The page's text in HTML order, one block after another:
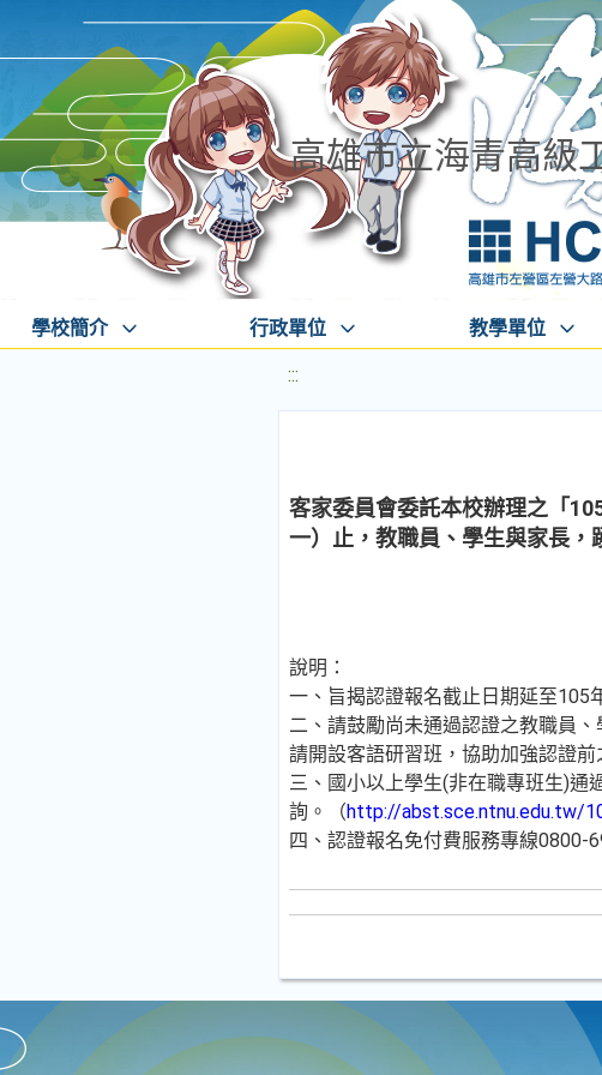
高雄市立海青高級
學校簡介 行政單位 教學單位
:::
客家委員會委託本校辦理之「
一）止，教職員、學生與家長，
說明：
一、旨揭認證報名截止日期延至105
二、請鼓勵尚未通過認證之教職員
請開設客語研習班，協助加強認證前
三、國小以上學生(非在職專班生)通
詢。（http://abst.sce.ntnu.edu.tw/
四、認證報名免付費服務專線0800-